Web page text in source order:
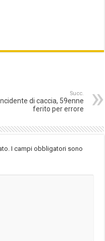
Succ.
Incidente di caccia, 59enne
ferito per errore
I campi obbligatori sono